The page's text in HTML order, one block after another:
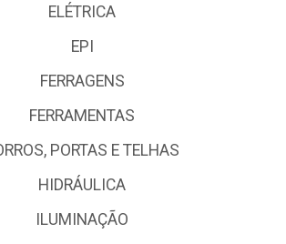
ELÉTRICA
EPI
FERRAGENS
FERRAMENTAS
PORTAS E TELHAS
HIDRÁULICA
ILUMINAÇÃO